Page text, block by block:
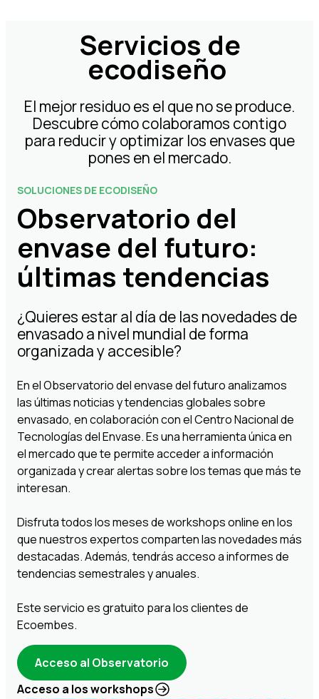
Servicios de
ecodiseño
El mejor residuo es el que no se produce.
Descubre cómo colaboramos contigo
para reducir y optimizar los envases que
pones en el mercado.
SOLUCIONES DE ECODISEÑO
Observatorio del
envase del futuro:
últimas tendencias
¿Quieres estar al día de las novedades de
envasado a nivel mundial de forma
organizada y accesible?
En el Observatorio del envase del futuro analizamos
las últimas noticias y tendencias globales sobre
envasado, en colaboración con el Centro Nacional de
Tecnologías del Envase. Es una herramienta única en
el mercado que te permite acceder a información
organizada y crear alertas sobre los temas que más te
interesan.
Disfruta todos los meses de workshops online en los
que nuestros expertos comparten las novedades más
destacadas. Además, tendrás acceso a informes de
tendencias semestrales y anuales.
Este servicio es gratuito para los clientes de
Ecoembes.
Acceso al Observatorio
Acceso a los workshops